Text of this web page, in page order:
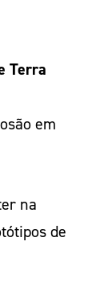
Terra
em
na
de